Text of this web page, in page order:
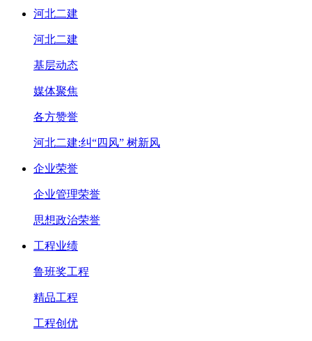
河北二建
河北二建
基层动态
媒体聚焦
各方赞誉
河北二建:纠“四风” 树新风
企业荣誉
企业管理荣誉
思想政治荣誉
工程业绩
鲁班奖工程
精品工程
工程创优